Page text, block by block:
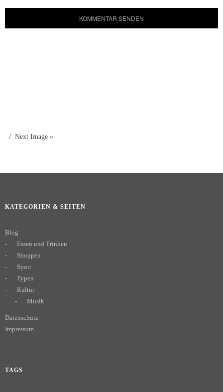
Next Image »
KATEGORIEN & SEITEN
Blog
Essen und Trinken
Shoppen
Sport
Typen
Kultur
Musik
Datenschutz
Impressum
TAGS